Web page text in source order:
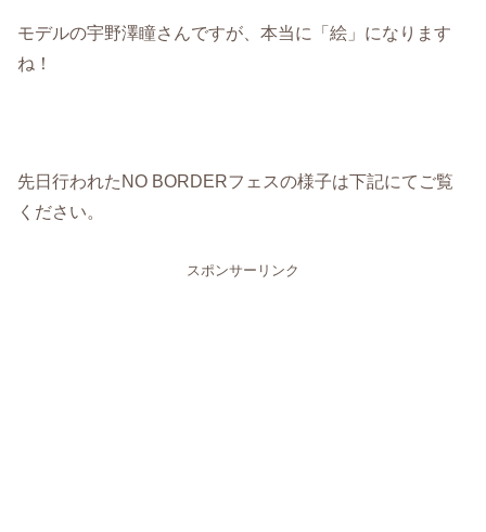
モデルの宇野澤瞳さんですが、本当に「絵」になります
ね！
先日行われたNO BORDERフェスの様子は下記にてご覧
ください。
スポンサーリンク